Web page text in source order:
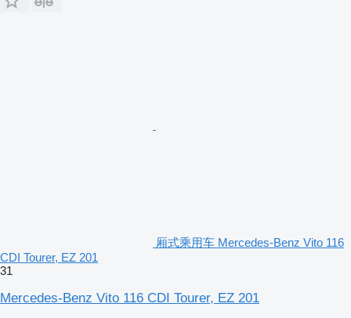
厢式乘用车 Mercedes-Benz Vito 116
CDI Tourer, EZ 201
31
Mercedes-Benz Vito 116 CDI Tourer, EZ 201